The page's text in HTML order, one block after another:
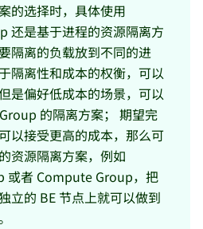
的选择时，具体使用
还是基于进程的资源隔离方
隔离的负载放到不同的进
隔离性和成本的权衡，可以
是偏好低成本的场景，可以
的隔离方案； 期望完
以接受更高的成本，那么可
资源隔离方案，例如
或者 Compute Group，把
立的 BE 节点上就可以做到